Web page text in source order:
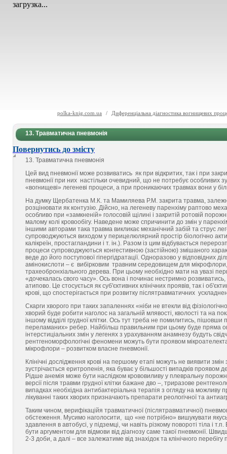
загрузка...
polka-knig.com.ua / Диференціальна діагностика вогнищевих
13. Травматична пневмонія
Повернутись до змісту
13. Травматична пневмонія
Цей вид пневмонії може розвиватись як при відкритих, так і при
пневмонії при них настільки очевидний, що не потребує особливих
«вогнищеві» легеневі процеси, а при проникаючих травмах вони у
На думку Щербатенка М.К. та Мамиляева Р.М. закрита травма, залежно
розцінювати як контузію. Дійсно, на легеневу паренхіму раптово
особливо при «замкненій» голосовій щілині і закритій ротовій
малому колі кровообігу. Наведене може спричинити до змін у
іншими авторами така травма викликає механічний забій та струс
супроводжуються виходом у перицелюлярний простір біологічно
калікреїн, простагландини і т. ін.). Разом із цим відбувається
процеси супроводжуються конгестивною (застійною) змішаного
веде до його поступової гіпергідратації. Одноразово у відповідних
амінокислоти – є вибірковим травним середовищем для мікрофлори,
трахеобронхіального дерева. При цьому необхідно мати на увазі
«дочекалась свого часу». Ось вона і починає нестримно
атипово. Це стосується як суб'єктивних клінічних проявів, так і
крові, що спостерігається при розвитку післятравматичних
Скарги хворого при таких запаленнях «ніби не втекли від
хворий буде робити наголос на загальній млявості, кволості та на
іншому відділі грудної клітки. Ось тут треба не помилитись,
переламаних» ребер. Найбільш правильним при цьому буде пряма
інтерстиціальних змін у легенях з урахуванням анамнезу будуть
рентгеноморфологічні феномени можуть бути проявом
мікрофлори – розвитком власне пневмонії.
Клінічні дослідження крові на першому етапі можуть не виявити змін
зустрічається еритропенія, яка буває у більшості випадків
Рідше анемія може бути наслідком крововиливу у плевральну
версії після травми грудної клітки бажане дво –, триразове
випадках необхідна антибактеріальна терапія з огляду на можливу
лікуванні таких хворих призначають препарати реологічної та
Таким чином, верифікаційя травматичної (післятравматичної)
обстеження. Мусимо наголосити, що «не потрібно» вишукувати
здавлення в автобусі, у підземці, чи навіть різкому повороті тіла і
бути аргументом для відмови від діагнозу саме такої пневмонії.
2-3 доби, а далі – все залежатиме від знахідок та клінічного